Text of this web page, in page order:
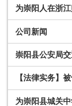
为崇阳人在浙
公司新闻
崇阳县公安局
【法律实务】
为崇阳县城关